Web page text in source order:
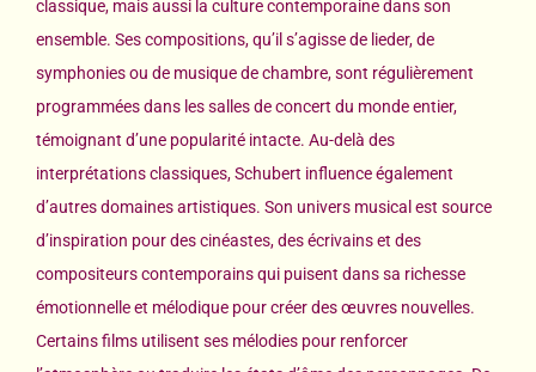
classique, mais aussi la culture contemporaine dans son
ensemble. Ses compositions, qu’il s’agisse de lieder, de
symphonies ou de musique de chambre, sont régulièrement
programmées dans les salles de concert du monde entier,
témoignant d’une popularité intacte. Au-delà des
interprétations classiques, Schubert influence également
d’autres domaines artistiques. Son univers musical est source
d’inspiration pour des cinéastes, des écrivains et des
compositeurs contemporains qui puisent dans sa richesse
émotionnelle et mélodique pour créer des œuvres nouvelles.
Certains films utilisent ses mélodies pour renforcer